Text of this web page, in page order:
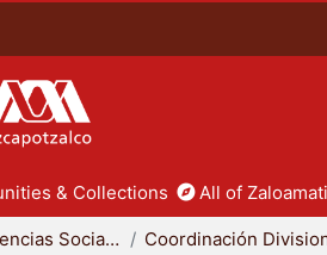
& Collections All of Zaloamati
División de Ciencias Sociales y Humanidades